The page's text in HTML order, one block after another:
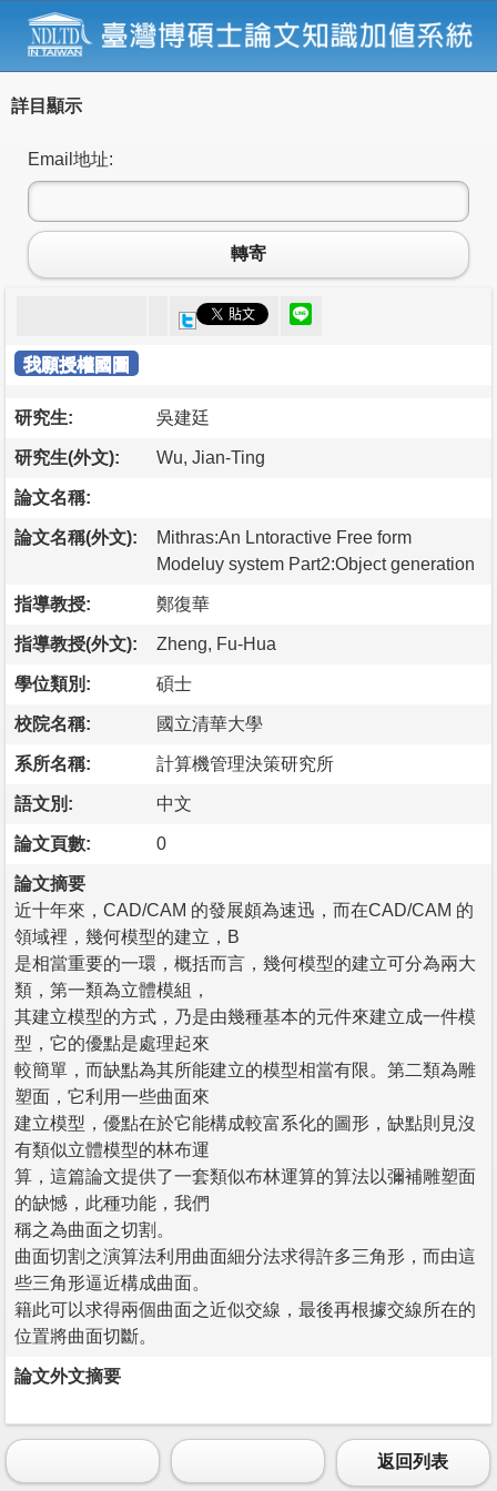
詳目顯示
Email地址:
轉寄
我願授權國圖
研究生: 吳建廷
研究生(外文): Wu, Jian-Ting
論文名稱:
論文名稱(外文):
Mithras:An Lntoractive Free form
Modeluy system Part2:Object generation
指導教授: 鄭復華
指導教授(外文): Zheng, Fu-Hua
學位類別: 碩士
校院名稱: 國立清華大學
系所名稱: 計算機管理決策研究所
語文別: 中文
論文頁數: 0
論文摘要
近十年來，CAD/CAM 的發展頗為速迅，而在CAD/CAM 的
領域裡，幾何模型的建立，B
是相當重要的一環，概括而言，幾何模型的建立可分為兩大
類，第一類為立體模組，
其建立模型的方式，乃是由幾種基本的元件來建立成一件模
型，它的優點是處理起來
較簡單，而缺點為其所能建立的模型相當有限。第二類為雕
塑面，它利用一些曲面來
建立模型，優點在於它能構成較富系化的圖形，缺點則見沒
有類似立體模型的林布運
算，這篇論文提供了一套類似布林運算的算法以彌補雕塑面
的缺憾，此種功能，我們
稱之為曲面之切割。
曲面切割之演算法利用曲面細分法求得許多三角形，而由這
些三角形逼近構成曲面。
籍此可以求得兩個曲面之近似交線，最後再根據交線所在的
位置將曲面切斷。
論文外文摘要
返回列表